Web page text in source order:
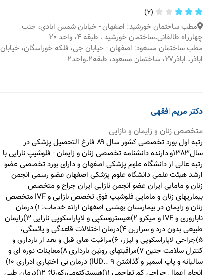
(2)
مطب ساختمان خورشید: اصفهان - خیابان شمس ابادی، جنب
چهارراه طالقانی،ساختمان خورشید ، طبقه 4، واحد 20
مطب ساختمان مسعود: اصفهان - خیابان جی، فلکه خوراسگان، خیابان
اباذر، اباذر27، ساختمان مسعود، طبقه2،واحد2
دکتر مریم افقهی
متخصص زنان و زایمان و نازایی
رتبه اول بورد تخصصی کشور سال ۸۹ فارغ التحصیل پزشکی در
سال۱۳۸۳و دارنده دانشنامه تخصصی زنان و زایمان - فلوشیپ نازایی با
رتبه عالی از دانشگاه علوم پزشکی اصفهان و دارای بورد تخصصی عضو
ارشد هیئت علمی دانشگاه علوم پزشکی اصفهان عضو رسمی انجمن
زنان و مامایی ایران عضو انجمن نازایی ایران جراح و متخصص
بیماریهای زنان و مامایی فلوشیپ فوق تخصص نازایی و IVF متخصص
زنان و زایمان در بیمارستان بهشتی اصفهان ارائه خدمات: ۱) درمان
ناباروری و IVF و میکرو ۲)هیستروسکپی و لاپاراسکوپی نازایی ۳)زایمان
طبیعی بدون درد و سزارین ۴)درمان اختلالات قاعدگی و یائسگی،
۵)جراحی لاپاراسکوپی و لیزر، ۶)مراقبت های قبل و بعد از بارداری و
کنترل سلامت جنین ۷)مراقبتهای روتین بارداری ۸)معاینات دوره ای و
سالیانه و پاپ اسمیر و گذاشتن IUD.. ۹) درمان بی اختیاری ادراری ۱۰)